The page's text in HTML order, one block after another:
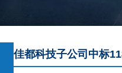
佳都科技子公司中标